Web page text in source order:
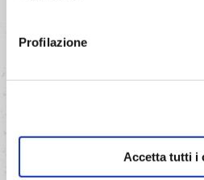
Profilazione
Accetta tutti i
Risultato garantito in
SCOPRI